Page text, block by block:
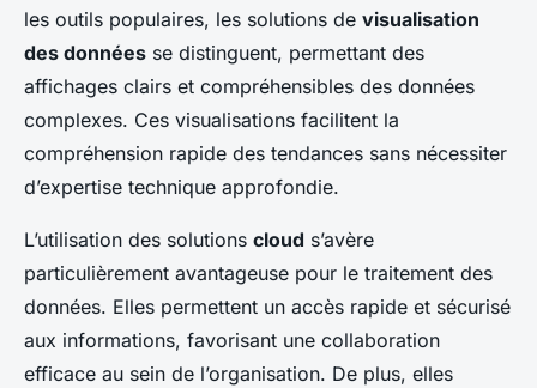
les outils populaires, les solutions de visualisation
des données se distinguent, permettant des
affichages clairs et compréhensibles des données
complexes. Ces visualisations facilitent la
compréhension rapide des tendances sans nécessiter
d’expertise technique approfondie.
L’utilisation des solutions cloud s’avère
particulièrement avantageuse pour le traitement des
données. Elles permettent un accès rapide et sécurisé
aux informations, favorisant une collaboration
efficace au sein de l’organisation. De plus, elles